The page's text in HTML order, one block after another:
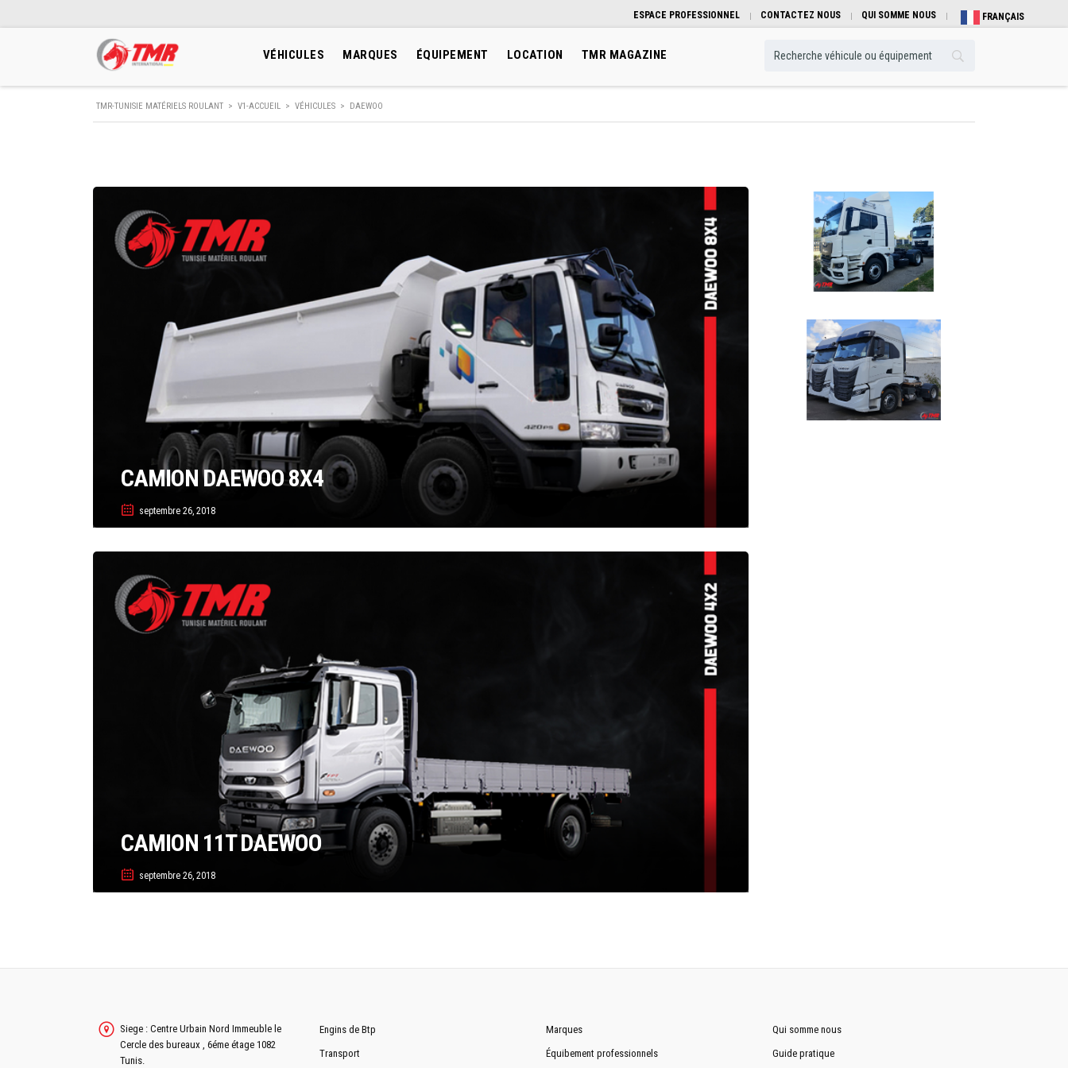
ESPACE PROFESSIONNEL CONTACTEZ NOUS QUI SOMME NOUS FRANÇAIS
VÉHICULES MARQUES ÉQUIPEMENT LOCATION TMR MAGAZINE
TMR-TUNISIE MATÉRIELS ROULANT > V1-ACCUEIL > VÉHICULES > DAEWOO
CAMION DAEWOO 8X4
septembre 26, 2018
CAMION 11T DAEWOO
septembre 26, 2018
Siege : Centre Urbain Nord Immeuble le
Cercle des bureaux , 6éme étage 1082
Tunis.
Engins de Btp
Transport
Marques
Équibement professionnels
Qui somme nous
Guide pratique